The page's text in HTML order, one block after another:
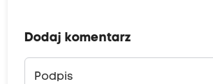
Dodaj komentarz
Podpis